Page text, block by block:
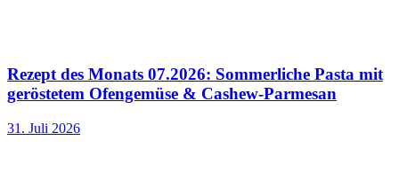
Rezept des Monats 07.2026: Sommerliche Pasta mit
geröstetem Ofengemüse & Cashew-Parmesan
31. Juli 2026